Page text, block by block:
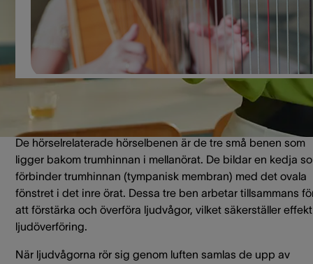
Vad är hörselbenen?
De hörselrelaterade hörselbenen är de tre små benen som
ligger bakom trumhinnan i mellanörat. De bildar en kedja
förbinder trumhinnan (tympanisk membran) med det ovala
fönstret i det inre örat. Dessa tre ben arbetar tillsammans
att förstärka och överföra ljudvågor, vilket säkerställer
ljudöverföring.
När ljudvågorna rör sig genom luften samlas de upp av